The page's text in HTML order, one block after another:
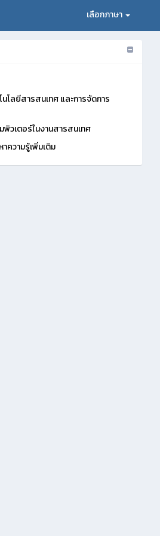
เลือกภาษา
นโลยีสารสนเทศ และการจัดการ
วเตอร์ในงานสารสนเทศ
ความรู้เพิ่มเติม